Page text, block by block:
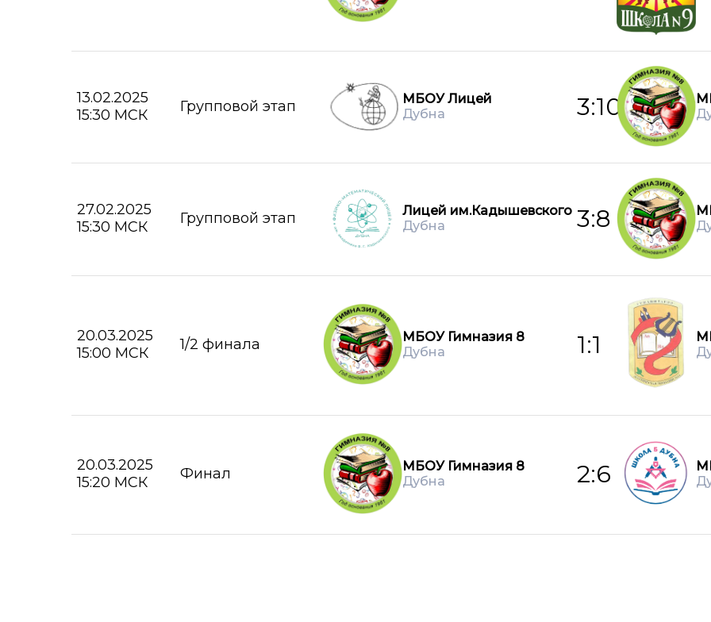
13.02.2025
15:30 МСК
Групповой этап
МБОУ Лицей
Дубна
3:10
27.02.2025
15:30 МСК
Групповой этап
Лицей им.Кадышевского
Дубна
3:8
20.03.2025
15:00 МСК
1/2 финала
МБОУ Гимназия 8
Дубна
1:1
20.03.2025
15:20 МСК
Финал
МБОУ Гимназия 8
Дубна
2:6